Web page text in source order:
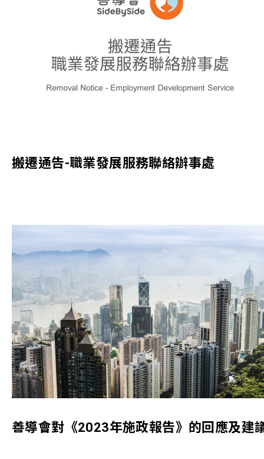
搬遷通告-職業發展服務聯絡辦事處
善導會對《2023年施政報告》的回應及建